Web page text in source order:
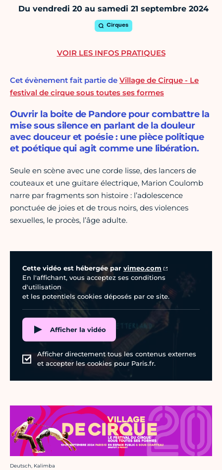
Du vendredi 20 au samedi 21 septembre 2024
Cirques
Cet évènement fait partie de Village de Cirque - Le
festival de cirque sous toutes ses formes
Ouvrir la boite de Pandore pour combattre la
mise sous silence en parlant de la douleur
avec douceur et poésie : une pièce politique
et poétique qui agit comme une libération.
Seule en scène avec une corde lisse, des lancers de
couteaux et une guitare électrique, Marion Coulomb
narre par fragments son histoire : l’adolescence
ponctuée de joies et de trous noirs, des violences
sexuelles, le procès, l’âge adulte.
Cette vidéo est hébergée par vimeo.com
En l'affichant, vous acceptez ses conditions
d'utilisation
et les potentiels cookies déposés par ce site.
Afficher la vidéo
Afficher directement tous les contenus externes
et accepter les cookies pour Paris.fr.
Crédit photo :
Deutsch, Kalimba
VOIR LES INFOS PRATIQUES